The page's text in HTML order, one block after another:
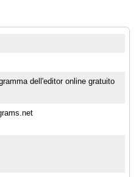
dell'editor online gratuito